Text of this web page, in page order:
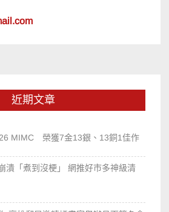
近期文章
MIMC​ 榮獲7金13銀、13銅1佳作
潰「煮到沒梗」 網推好市多神級清